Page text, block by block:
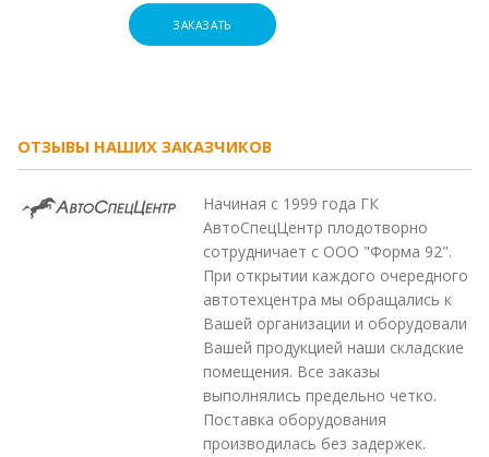
ЗАКАЗАТЬ
ОТЗЫВЫ НАШИХ ЗАКАЗЧИКОВ
Начиная с 1999 года ГК
АвтоСпецЦентр плодотворно
сотрудничает с ООО "Форма 92".
При открытии каждого очередного
автотехцентра мы обращались к
Вашей организации и оборудовали
Вашей продукцией наши складские
помещения. Все заказы
выполнялись предельно четко.
Поставка оборудования
производилась без задержек.